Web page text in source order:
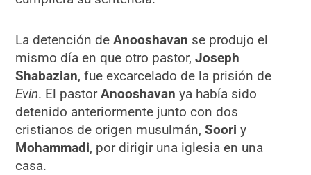
La detención deAnooshavan se produjo el
mismo día en que otro pastor,Joseph
Shabazian, fue excarcelado de la prisión de
Evin. El pastorAnooshavanya había sido
detenido anteriormente junto con dos
cristianos de origen musulmán,Soori y
Mohammadi, por dirigir una iglesia en una
casa.